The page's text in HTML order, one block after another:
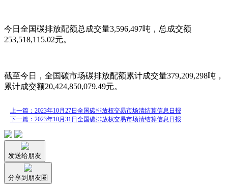
今日全国碳排放配额总成交量3,596,497吨，总成交额
253,518,115.02元。
截至今日，全国碳市场碳排放配额累计成交量379,209,298吨，
累计成交额20,424,850,079.49元。
上一篇：2023年10月27日全国碳排放权交易市场清结算信息日报
下一篇：2023年10月31日全国碳排放权交易市场清结算信息日报
发送给朋友
分享到朋友圈